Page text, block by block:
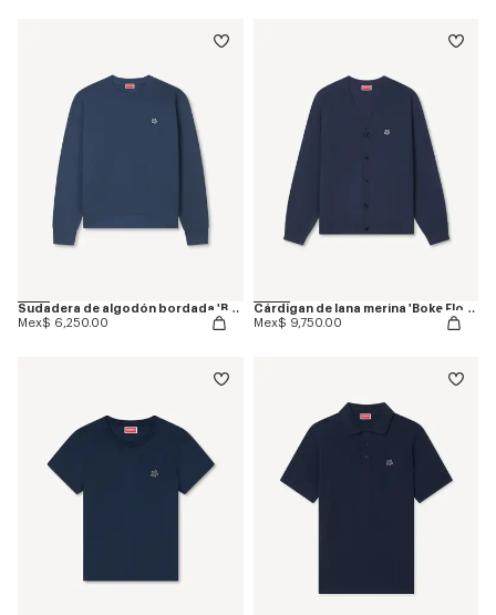
Sudadera de algodón bordada 'Boke Flower'
Mex$ 6,250.00
Cárdigan de lana merina 'Boke Flower'
Mex$ 9,750.00